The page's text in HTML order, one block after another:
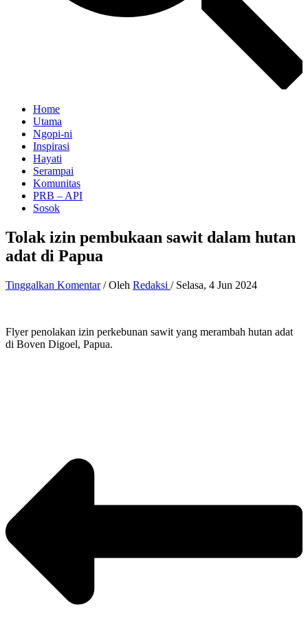
Home
Utama
Ngopi-ni
Inspirasi
Hayati
Serampai
Komunitas
PRB – API
Sosok
Tolak izin pembukaan sawit dalam hutan
adat di Papua
Tinggalkan Komentar / Oleh Redaksi / Selasa, 4 Jun 2024
Flyer penolakan izin perkebunan sawit yang merambah hutan adat
di Boven Digoel, Papua.